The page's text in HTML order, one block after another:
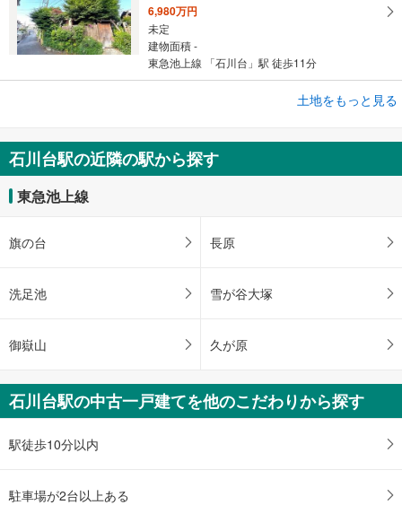
6,980万円
未定
建物面積 -
東急池上線 「石川台」駅 徒歩11分
大田区東雪谷5丁目
7,010万円
土地をもっと見る
石川台駅の近隣の駅から探す
東急池上線
旗の台 長原
洗足池 雪が谷大塚
御嶽山 久が原
石川台駅の中古一戸建てを他のこだわりから探す
駅徒歩10分以内
駐車場が2台以上ある